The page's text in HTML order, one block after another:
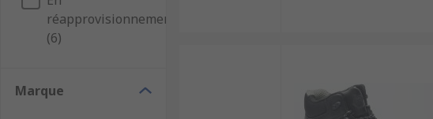
réapprovisionnement
(6)
Marque